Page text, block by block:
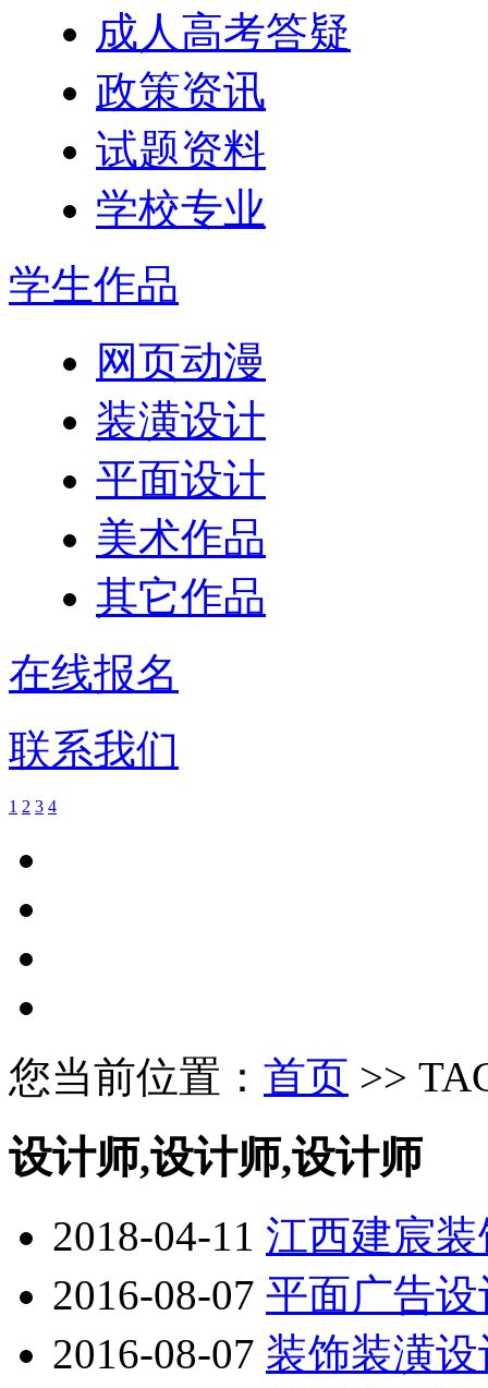
成人高考答疑
政策资讯
试题资料
学校专业
学生作品
网页动漫
装潢设计
平面设计
美术作品
其它作品
在线报名
联系我们
1 2 3 4
您当前位置： 首页 >>
设计师,设计师,设计师
2018-04-11 江西建宸
2016-08-07 平面广告
2016-08-07 装饰装潢